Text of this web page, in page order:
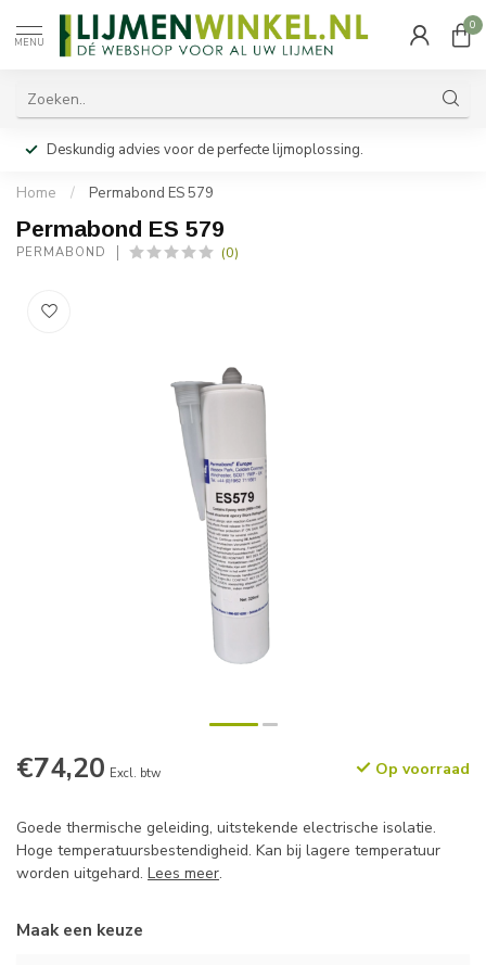
MENU
0
Deskundig advies voor de perfecte lijmoplossing.
Home / Permabond ES 579
Permabond ES 579
PERMABOND (0)
€74,20 Excl. btw Op voorraad
Goede thermische geleiding, uitstekende electrische isolatie.
Hoge temperatuursbestendigheid. Kan bij lagere temperatuur
worden uitgehard. Lees meer.
Maak een keuze